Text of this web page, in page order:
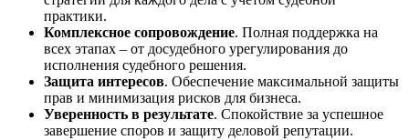
практики.
Комплексное сопровождение. Полная поддержка на
всех этапах – от досудебного урегулирования до
исполнения судебного решения.
Защита интересов. Обеспечение максимальной защиты
прав и минимизация рисков для бизнеса.
Уверенность в результате. Спокойствие за успешное
завершение споров и защиту деловой репутации.